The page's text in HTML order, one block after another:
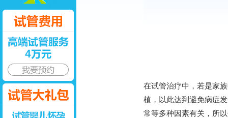
在试管治疗中，若是家
植，以此达到避免病症
常等多种因素有关，所